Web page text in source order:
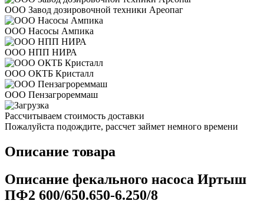
ООО Завод дозировочной техники Ареопаг
ООО Насосы Ампика
ООО НПП НИРА
ООО ОКТБ Кристалл
ООО Пензагрореммаш
Рассчитываем стоимость доставки
Пожалуйста подождите, рассчет займет немного времени
Описание товара
Описание фекального насоса Иртыш
ПФ2 600/650.650-6.250/8